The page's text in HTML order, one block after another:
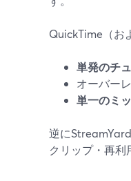
QuickTime（お
単発のチ
オーバー
単一のミ
逆に
クリップ・再利